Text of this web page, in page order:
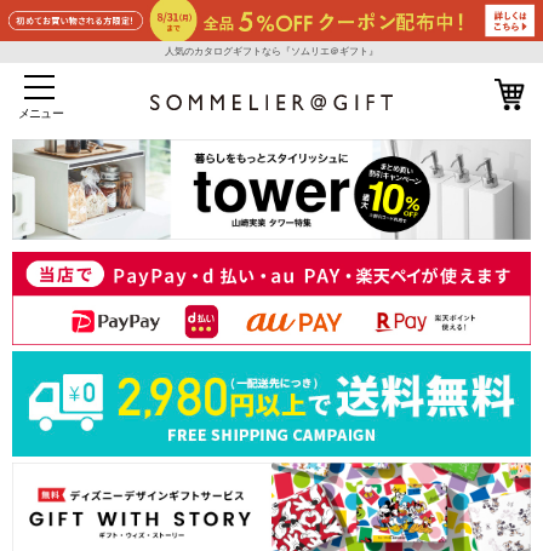
人気のカタログギフトなら『ソムリエ＠ギフト』
メニュー